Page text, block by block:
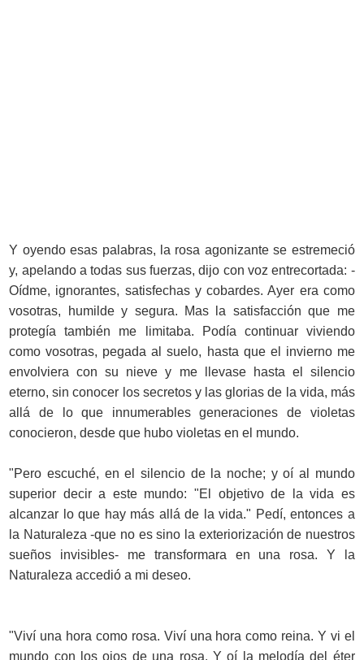
Y oyendo esas palabras, la rosa agonizante se estremeció
y, apelando a todas sus fuerzas, dijo con voz entrecortada: -
Oídme, ignorantes, satisfechas y cobardes. Ayer era como
vosotras, humilde y segura. Mas la satisfacción que me
protegía también me limitaba. Podía continuar viviendo
como vosotras, pegada al suelo, hasta que el invierno me
envolviera con su nieve y me llevase hasta el silencio
eterno, sin conocer los secretos y las glorias de la vida, más
allá de lo que innumerables generaciones de violetas
conocieron, desde que hubo violetas en el mundo.
"Pero escuché, en el silencio de la noche; y oí al mundo
superior decir a este mundo: "El objetivo de la vida es
alcanzar lo que hay más allá de la vida." Pedí, entonces a
la Naturaleza -que no es sino la exteriorización de nuestros
sueños invisibles- me transformara en una rosa. Y la
Naturaleza accedió a mi deseo.
"Viví una hora como rosa. Viví una hora como reina. Y vi el
mundo con los ojos de una rosa. Y oí la melodía del éter